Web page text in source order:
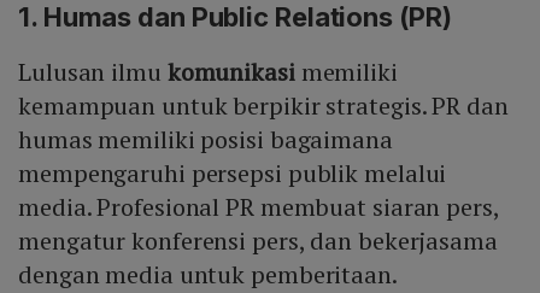
1. Humas dan Public Relations (PR)
Lulusan ilmu komunikasimemiliki
kemampuan untuk berpikir strategis. PR dan
humas memiliki posisi bagaimana
mempengaruhi persepsi publik melalui
media. Profesional PR membuat siaran pers,
mengatur konferensi pers, dan bekerjasama
dengan media untuk pemberitaan.